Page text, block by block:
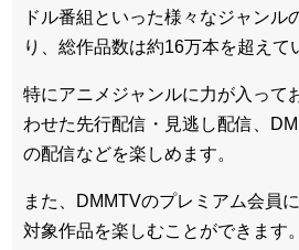
ドル番組といった様々なジャンル
り、総作品数は約16万本を超えて
特にアニメジャンルに力が入って
わせた先行配信・見逃し配信、
の配信などを楽しめます。
また、DMMTVのプレミアム会員
対象作品を楽しむことができます。